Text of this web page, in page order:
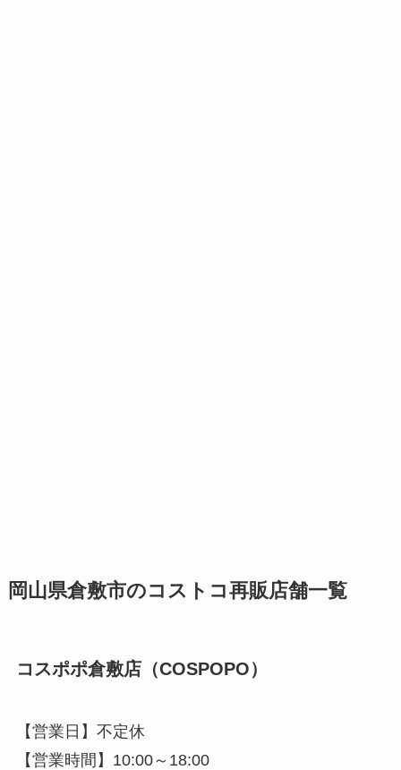
岡山県倉敷市のコストコ再販店舗一覧
コスポポ倉敷店（COSPOPO）
【営業日】不定休
【営業時間】10:00～18:00